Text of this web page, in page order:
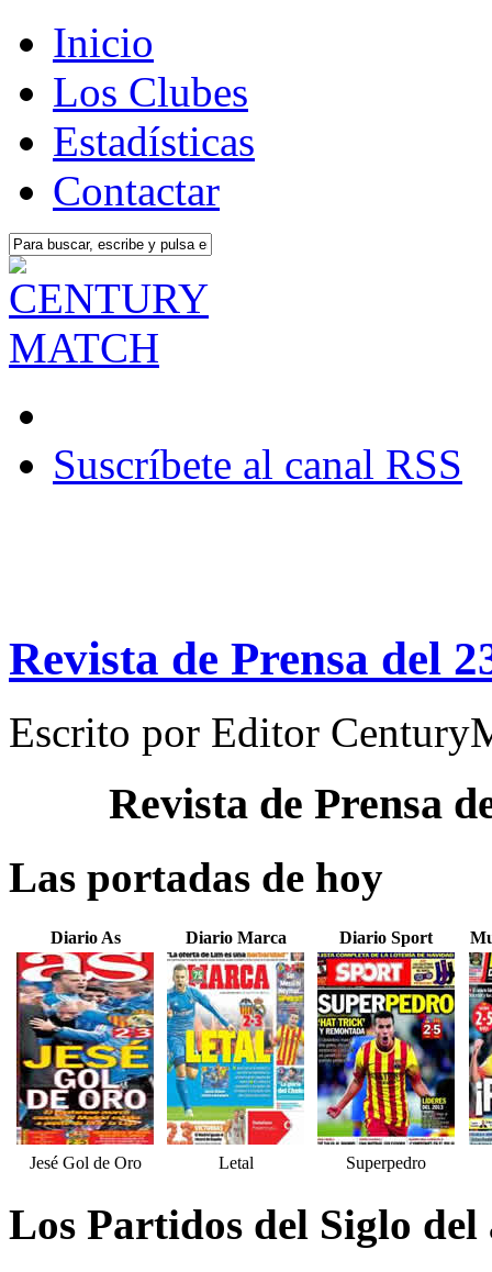
Inicio
Los Clubes
Estadísticas
Contactar
Suscríbete al canal RSS
Revista de Prensa del
Escrito por Editor
Revista de Prensa
Las portadas de hoy
Diario As Diario Marca Diario Sport
Jesé Gol de Oro Letal Superpedro
Los Partidos del Siglo del